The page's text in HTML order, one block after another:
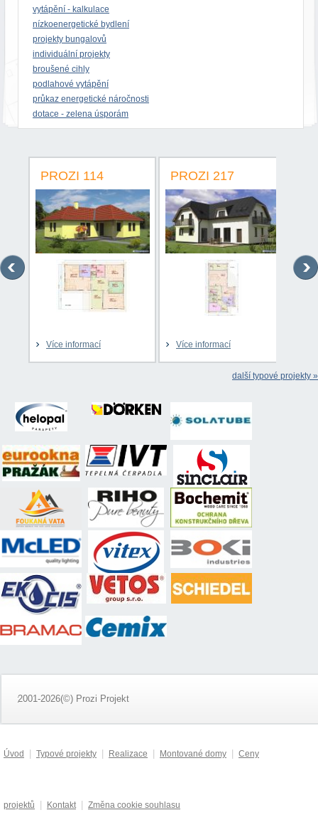
vytápění - kalkulace
nízkoenergetické bydlení
projekty bungalovů
individuální projekty
broušené cihly
podlahové vytápění
průkaz energetické náročnosti
dotace - zelena úsporám
PROZI 114
Více informací
PROZI 217
Více informací
další typové projekty »
2001-2026(©) Prozi Projekt
Úvod Typové projekty Realizace Montované domy Ceny
projektů Kontakt Změna cookie souhlasu